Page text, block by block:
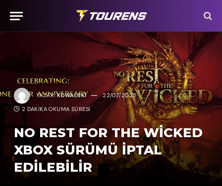
YAZAR: KOWALSKI 22/07/2025
2 DAKIKA OKUMA SÜRESI
NO REST FOR THE WICKED
XBOX SÜRÜMÜ İPTAL
EDILEBILIR